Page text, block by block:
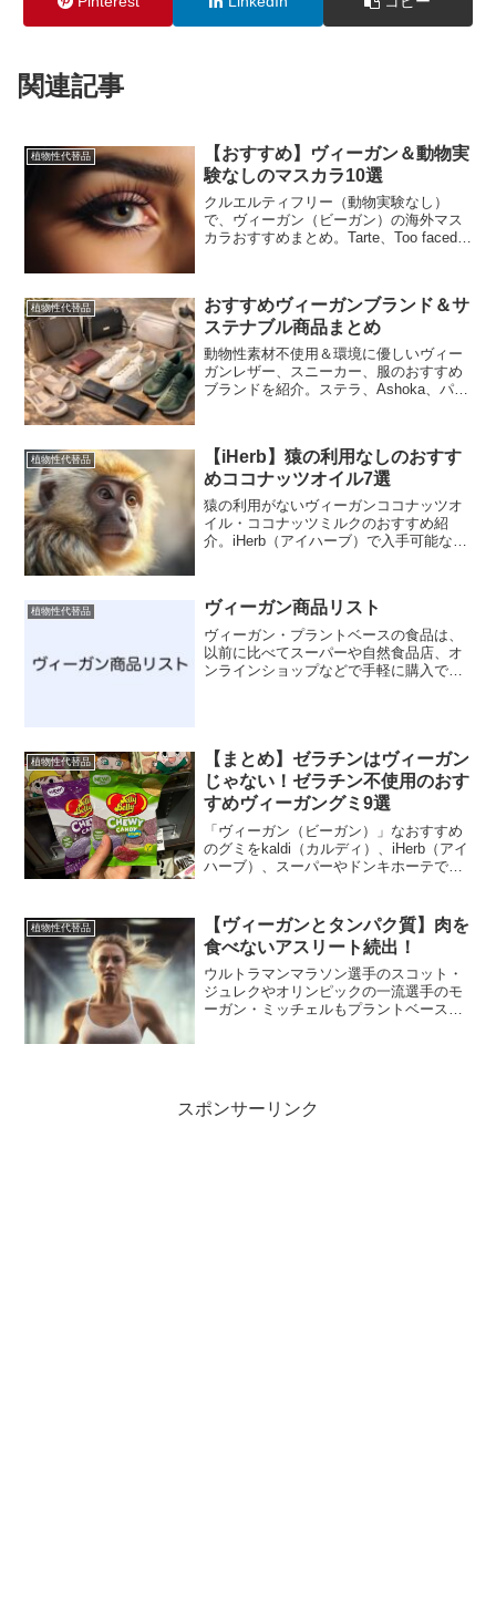
関連記事
植物性代替品
【おすすめ】ヴィーガン＆動物実
験なしのマスカラ10選
クルエルティフリー（動物実験なし）
で、ヴィーガン（ビーガン）の海外マス
カラおすすめまとめ。Tarte、Too faced、
ます。動物愛護と自然環境への配慮を大
切にしたメイクアイテムで魅力的なまつ
げを手に入れましょう。
植物性代替品
おすすめヴィーガンブランド＆サ
ステナブル商品まとめ
動物性素材不使用＆環境に優しいヴィー
ガンレザー、スニーカー、服のおすすめ
ブランドを紹介。ステラ、Ashoka、パタ
方がわかります。
植物性代替品
【iHerb】猿の利用なしのおすす
めココナッツオイル7選
猿の利用がないヴィーガンココナッツオ
イル・ココナッツミルクのおすすめ紹
介。iHerb（アイハーブ）で入手可能な品
ンドも猿の利用を排除しています。エシ
カルな選択で、心地よいココナッツの香
りと栄養を楽しみましょう。
植物性代替品 ヴィーガン商品リスト
ヴィーガン・プラントベースの食品は、
以前に比べてスーパーや自然食品店、オ
ンラインショップなどで手軽に購入でき
植物性代替品
【まとめ】ゼラチンはヴィーガン
じゃない！ゼラチン不使用のおす
すめヴィーガングミ9選
「ヴィーガン（ビーガン）」なおすすめ
のグミをkaldi（カルディ）、iHerb（アイ
ハーブ）、スーパーやドンキホーテで購
す。
植物性代替品
【ヴィーガンとタンパク質】肉を
食べないアスリート続出！
ウルトラマンマラソン選手のスコット・
ジュレクやオリンピックの一流選手のモ
ーガン・ミッチェルもプラントベース
積極的に取り入れています。この記事で
は、スーパーで手軽に入手できるプラン
スポンサーリンク